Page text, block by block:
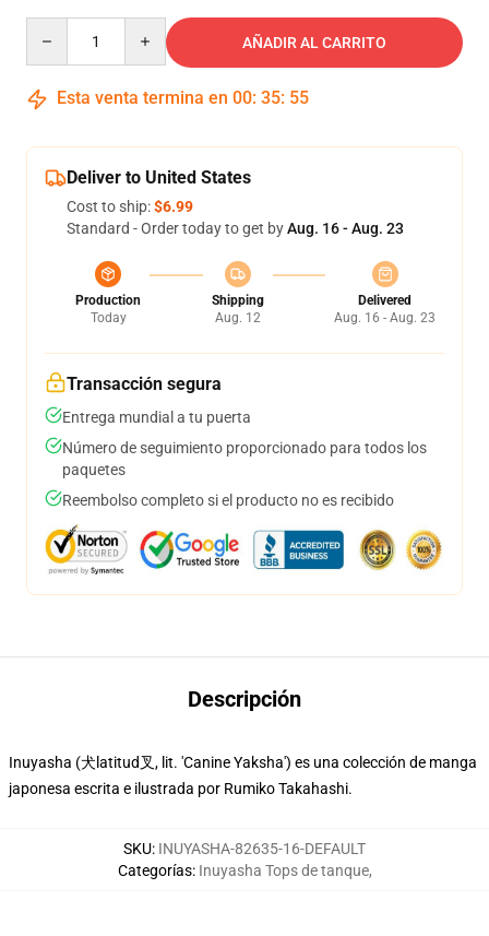
AÑADIR AL CARRITO
Esta venta termina en 00: 35: 54
Deliver to United States
Cost to ship:$6.99
Standard - Order today to get byAug. 16 - Aug. 23
Production
Today
Shipping
Aug. 12
Delivered
Aug. 16 - Aug. 23
Transacción segura
Entrega mundial a tu puerta
Número de seguimiento proporcionado para todos los
paquetes
Reembolso completo si el producto no es recibido
Descripción
Inuyasha (犬latitud叉, lit. 'Canine Yaksha') es una colección de manga
japonesa escrita e ilustrada por Rumiko Takahashi.
SKU: INUYASHA-82635-16-DEFAULT
Categorías: Inuyasha Tops de tanque,